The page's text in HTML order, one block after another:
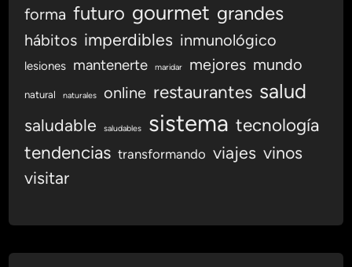
forma futuro gourmet grandes
hábitos imperdibles inmunológico
lesiones mantenerte maridar mejores mundo
natural naturales online restaurantes salud
saludable saludables sistema tecnología
tendencias transformando viajes vinos
visitar